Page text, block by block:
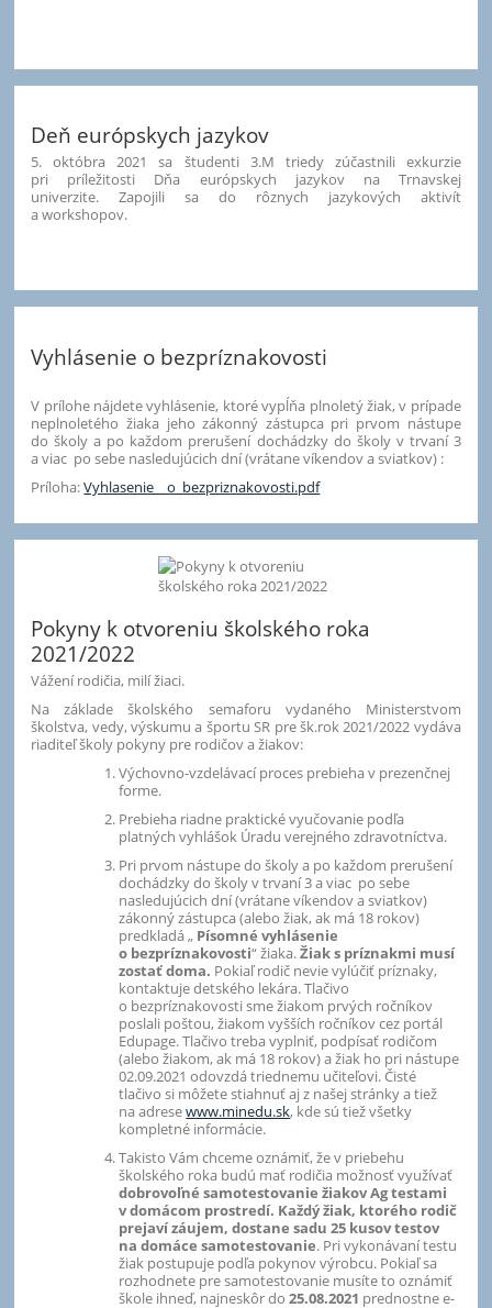
Deň európskych jazykov
5. októbra 2021 sa študenti 3.M triedy zúčastnili exkurzie
pri príležitosti Dňa európskych jazykov na Trnavskej
univerzite. Zapojili sa do rôznych jazykových aktivít
a workshopov.
Vyhlásenie o bezpríznakovosti
V prílohe nájdete vyhlásenie, ktoré vypĺňa plnoletý žiak, v prípade
neplnoletého žiaka jeho zákonný zástupca pri prvom nástupe
do školy a po každom prerušení dochádzky do školy v trvaní 3
a viac po sebe nasledujúcich dní (vrátane víkendov a sviatkov) :
Príloha:Vyhlasenie__o_bezpriznakovosti.pdf
Pokyny k otvoreniu školského roka
2021/2022
Vážení rodičia, milí žiaci.
Na základe školského semaforu vydaného Ministerstvom
školstva, vedy, výskumu a športu SR pre šk.rok 2021/2022 vydáva
riaditeľ školy pokyny pre rodičov a žiakov:
Výchovno-vzdelávací proces prebieha v prezenčnej
forme.
Prebieha riadne praktické vyučovanie podľa
platných vyhlášok Úradu verejného zdravotníctva.
Pri prvom nástupe do školy a po každom prerušení
dochádzky do školy v trvaní 3 a viac po sebe
nasledujúcich dní (vrátane víkendov a sviatkov)
zákonný zástupca (alebo žiak, ak má 18 rokov)
predkladá „ Písomné vyhlásenie
o bezpríznakovosti“ žiaka.Žiak s príznakmi musí
zostať doma. Pokiaľ rodič nevie vylúčiť príznaky,
kontaktuje detského lekára. Tlačivo
o bezpríznakovosti sme žiakom prvých ročníkov
poslali poštou, žiakom vyšších ročníkov cez portál
Edupage. Tlačivo treba vyplniť, podpísať rodičom
(alebo žiakom, ak má 18 rokov) a žiak ho pri nástupe
02.09.2021 odovzdá triednemu učiteľovi. Čisté
tlačivo si môžete stiahnuť aj z našej stránky a tiež
na adresewww.minedu.sk, kde sú tiež všetky
kompletné informácie.
Takisto Vám chceme oznámiť, že v priebehu
školského roka budú mať rodičia možnosť využívať
dobrovoľné samotestovanie žiakov Ag testami
v domácom prostredí. Každý žiak, ktorého rodič
prejaví záujem, dostane sadu 25 kusov testov
na domáce samotestovanie. Pri vykonávaní testu
žiak postupuje podľa pokynov výrobcu. Pokiaľ sa
rozhodnete pre samotestovanie musíte to oznámiť
škole ihneď, najneskôr do25.08.2021 prednostne e-